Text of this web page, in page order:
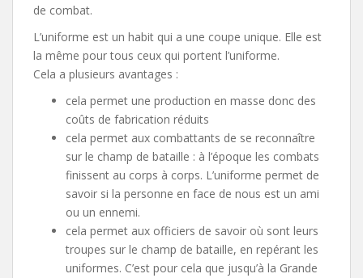
de combat.
L’uniforme est un habit qui a une coupe unique. Elle est
la même pour tous ceux qui portent l’uniforme.
Cela a plusieurs avantages :
cela permet une production en masse donc des
coûts de fabrication réduits
cela permet aux combattants de se reconnaître
sur le champ de bataille : à l’époque les combats
finissent au corps à corps. L’uniforme permet de
savoir si la personne en face de nous est un ami
ou un ennemi.
cela permet aux officiers de savoir où sont leurs
troupes sur le champ de bataille, en repérant les
uniformes. C’est pour cela que jusqu’à la Grande